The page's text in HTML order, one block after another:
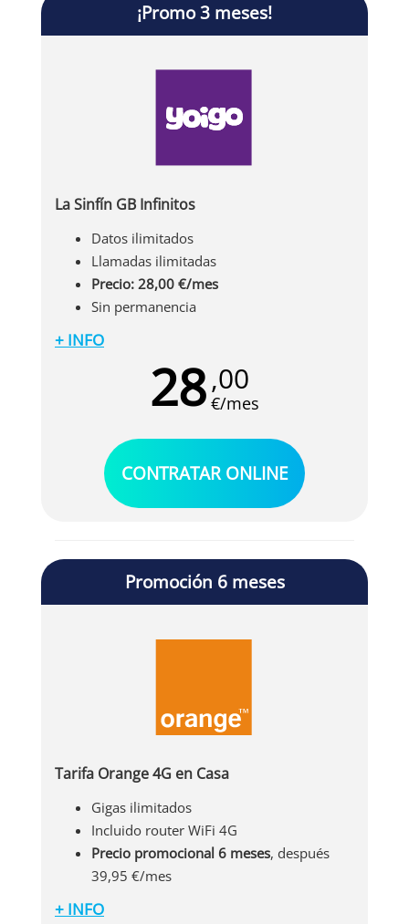
¡Promo 3 meses!
La Sinfín GB Infinitos
Datos ilimitados
Llamadas ilimitadas
Precio: 28,00 €/mes
Sin permanencia
Si buscas una tarifa sin límites ni compromisos,
La Sinfín GB Infinitos es perfecta para ti.
Disfruta de llamadas y datos ilimitados para
restricciones ni velocidad. Además, no tiene
permanencia, así que puedes cambiar o
cancelar cuando quieras. Aprovecha esta oferta
exclusiva al mejor precio.
+ INFO
28,00
€/mes
CONTRATAR ONLINE
Promoción 6 meses
Tarifa Orange 4G en Casa
Gigas ilimitados
Incluido router WiFi 4G
Precio promocional 6 meses, después
39,95 €/mes
Orange te trae esta alternativa al ADSL de
+ INFO